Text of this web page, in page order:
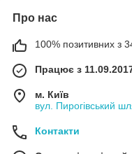
Про нас
100% позитивних з
Працює з
м. Київ
вул. Пирогівський
Контакти